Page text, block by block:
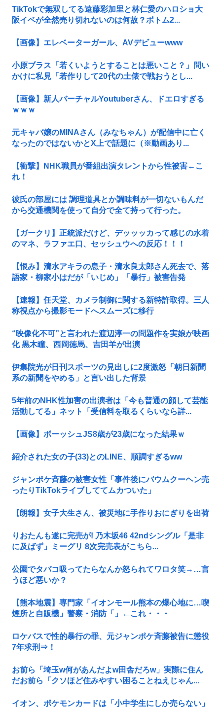
TikTokで無双してる遠藤彩加里と林仁愛のハロショ大
阪イベが全然売り切れないのは何故？ボトム2...
【画像】エレベーターガール、AVデビューwww
小原ブラス「若くいようとすることは悪いこと？」問い
かけに私見「若作りして20代の土俵で戦おうとし...
【画像】新人バーチャルYoutuberさん、ドエロすぎる
ｗｗｗ
元キャバ嬢のMINAさん（みなちゃん）が配信中に亡く
なったのではないかとX上で話題に（※動画あり...
【衝撃】NHK職員が番組出演タレントから性被害←こ
れ！
彼氏の部屋には 調理道具とか調味料が一切ないもんだ
から交通機関を使って自分で全て持って行った。
【ガークリ】正統派だけど、デッッッカって感じの水着
のマネ、ラファエ口、セッシュウへの反応！！！
【恨み】清水アキラの息子・清水良太郎さん死去で、落
語家・柳家小はだが「いじめ」「暴行」被害告発
【速報】任天堂、カメラ制御に関する新特許取得。三人
称視点から撮影モードへスムーズに移行
“映像化不可”と言われた渡辺淳一の問題作を実娘が映画
化 黒木瞳、西岡徳馬、吉田羊が出演
伊集院光が日刊スポーツの見出しに2度激怒「朝日新聞
系の新聞をやめる」と言い出した背景
5年前のNHK性加害の出演者は「今も普通の顔して芸能
活動してる」ネット「受信料を取るくらいなら詳...
【画像】ボーッシュJS8歳が23歳になった結果ｗ
紹介された女の子(33)とのLINE、順調すぎるww
ジャンポケ斉藤の被害女性「事件後にバウムクーヘン売
ったりTikTokライブしててムカついた」
【朗報】女子大生さん、被災地に手作りおにぎりを出荷
りおたんも遂に完売が! 乃木坂46 42ndシングル「是非
に及ばず」ミーグリ 8次完売表がこちら...
公園でタバコ吸ってたらなんか怒られてワロタ笑→…言
うほど悪いか？
【熊本地震】専門家「イオンモール熊本の爆心地に…喫
煙所と自販機」警察・消防「」←これ・・・
ロケバスで性的暴行の罪、元ジャンポケ斉藤被告に懲役
7年求刑⇒！
お前ら「埼玉w何があんだよw田舎だろw」実際に住ん
だお前ら「クソほど住みやすい困ることねえじゃん...
イオン、ポケモンカードは「小中学生にしか売らない」